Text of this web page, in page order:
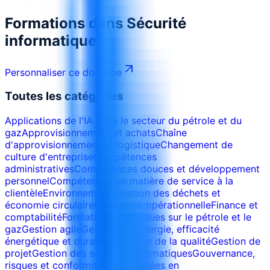
Formations dans Sécurité
informatique
Personnaliser ce domaine
Toutes les catégories
Applications de l'IA dans le secteur du pétrole et du
gazApprovisionnement et achatsChaîne
d'approvisionnement et logistiqueChangement de
culture d'entrepriseCompétences
administrativesCompétences douces et développement
personnelCompétences en matière de service à la
clientèleEnvironnement, gestion des déchets et
économie circulaire Excellence opérationnelleFinance et
comptabilitéFormations techniques sur le pétrole et le
gazGestion agile Gestion de l’énergie, efficacité
énergétique et durabilité
Gestion de la qualitéGestion de
projetGestion des services informatiquesGouvernance,
risques et conformité
IA et données en